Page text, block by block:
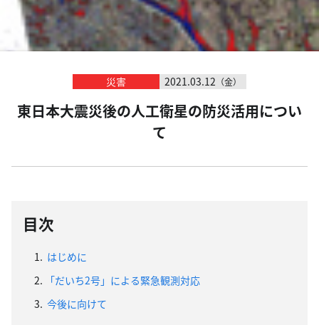
災害 2021.03.12 （金）
東日本大震災後の人工衛星の防災活用につい
て
目次
1. はじめに
2. 「だいち2号」による緊急観測対応
3. 今後に向けて